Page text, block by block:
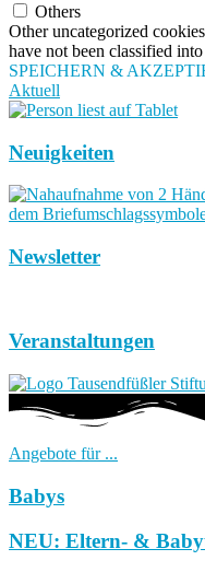
Others
Other uncategorized
have not been classified
SPEICHERN &
Aktuell
Neuigkeiten
Newsletter
Veranstaltungen
Angebote für ...
Babys
NEU: Eltern- &